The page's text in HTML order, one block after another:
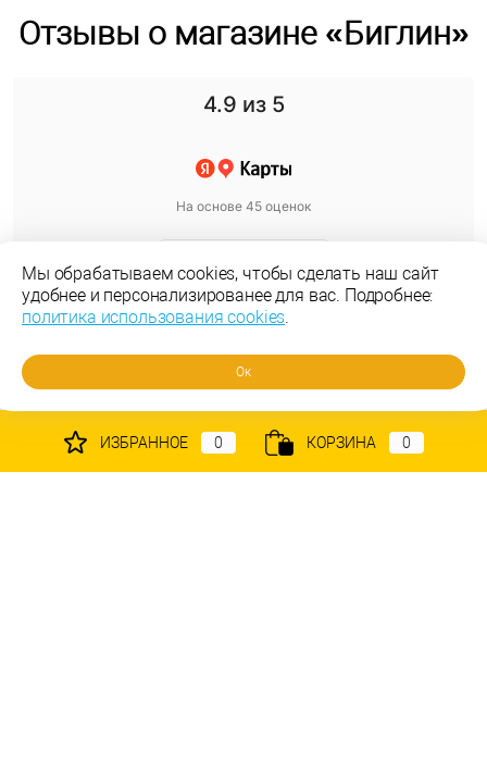
Отзывы о магазине «Биглин»
4.9 из 5
На основе 45 оценок
Прекрасный магазин! Всегда приветливый
ИЗБРАННОЕ 0 КОРЗИНА 0
Мы обрабатываем cookies, чтобы сделать наш сайт
удобнее и персонализированее для вас. Подробнее:
политика использования cookies.
Ок